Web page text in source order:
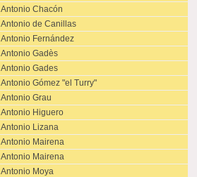
Antonio Chacón
Antonio de Canillas
Antonio Fernández
Antonio Gadès
Antonio Gades
Antonio Gómez "el Turry"
Antonio Grau
Antonio Higuero
Antonio Lizana
Antonio Mairena
Antonio Mairena
Antonio Moya